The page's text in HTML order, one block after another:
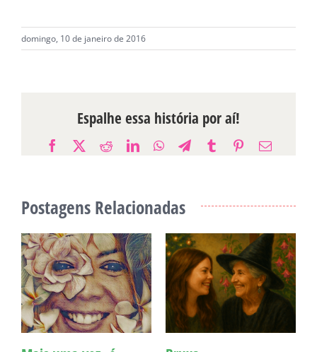
domingo, 10 de janeiro de 2016
Espalhe essa história por aí!
Facebook RedditLinkedInWhatsApp
Telegram
TumblrPinterest
E-
Postagens Relacionadas